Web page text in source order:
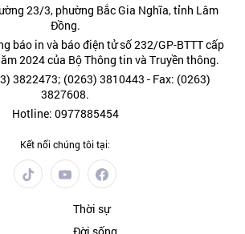
23/3, phường Bắc Gia Nghĩa, tỉnh Lâm
Đồng.
báo in và báo điện tử số 232/GP-BTTT cấp
2024 của Bộ Thông tin và Truyền thông.
3822473; (0263) 3810443 - Fax: (0263)
3827608.
Hotline: 0977885454
Kết nối chúng tôi tại:
Thời sự